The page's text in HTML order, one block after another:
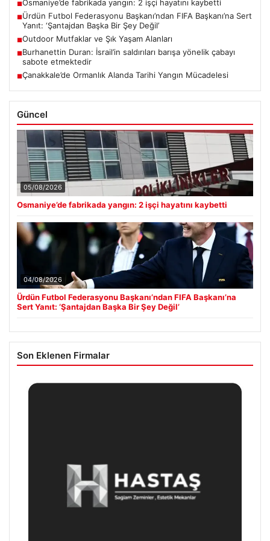
■Osmaniye’de fabrikada yangın: 2 işçi hayatını kaybetti
■Ürdün Futbol Federasyonu Başkanı’ndan FIFA Başkanı’na Sert
Yanıt: ‘Şantajdan Başka Bir Şey Değil’
■Outdoor Mutfaklar ve Şık Yaşam Alanları
■Burhanettin Duran: İsrail’in saldırıları barışa yönelik çabayı
sabote etmektedir
■Çanakkale’de Ormanlık Alanda Tarihi Yangın Mücadelesi
Güncel
05/08/2026
Osmaniye’de fabrikada yangın: 2 işçi hayatını kaybetti
04/08/2026
Ürdün Futbol Federasyonu Başkanı’ndan FIFA Başkanı’na
Sert Yanıt: ‘Şantajdan Başka Bir Şey Değil’
Son Eklenen Firmalar